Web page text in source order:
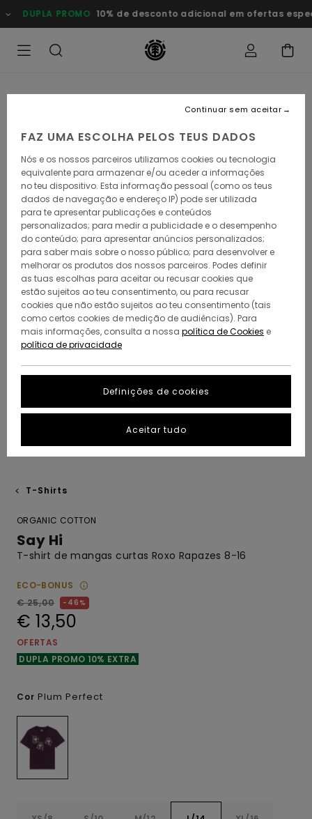
para
a
DUPLA PROMO 10% de desconto adicional em ofertas
T-Shirts
ORGANIC COTTON
Say Hi
T-shirt de mangas curtas Roxo Rapazes 8-16
ECO-BONUS
€ 25,00
46%
€ 13,50
OFERTAS
DUPLA PROMO 10% EXTRA
Cor Plum Perfect
FAZ UMA ESCOLHA PELOS TEUS DADOS
Nós e os nossos parceiros utilizamos cookies ou tecnologia
equivalente para armazenar e/ou aceder a informações
no teu dispositivo. Esta informação pessoal (como os teus
dados de navegação e endereço IP) pode ser utilizada
para te apresentar publicações e conteúdos
personalizados; para medir a publicidade e o desempenho
do conteúdo; para apresentar anúncios personalizados;
para saber mais sobre o nosso público; para desenvolver e
melhorar os produtos dos nossos parceiros. Podes definir
as tuas escolhas para aceitar ou recusar cookies que
estão sujeitos ao teu consentimento, ou para recusar
cookies que não estão sujeitos ao teu consentimento (tais
como certos cookies de medição de audiências). Para
mais informações, consulta a nossa política de Cookies e
política de privacidade
Definições de cookies
Continuar sem aceitar
Aceitar tudo